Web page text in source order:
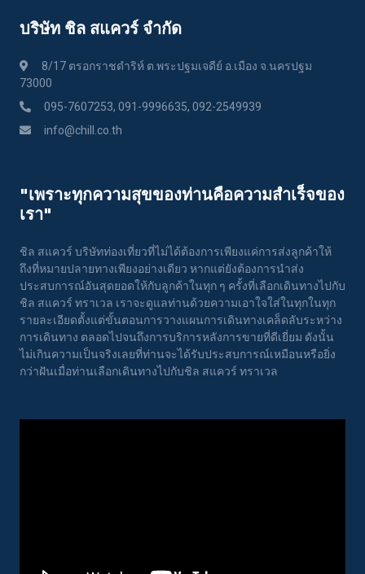
บริษัท ชิล สแควร์ จำกัด
8/17 ตรอกราชดำริห์ ต.พระปฐมเจดีย์ อ.เมือง จ.นครปฐม
73000
095-7607253, 091-9996635, 092-2549939
info@chill.co.th
"เพราะทุกความสุขของท่านคือความสําเร็จของ
เรา"
ชิล สแควร์ บริษัทท่องเที่ยวที่ไม่ได้ต้องการเพียงแค่การส่งลูกค้าให้
ถึงที่หมายปลายทางเพียงอย่างเดียว หากแต่ยังต้องการนำส่ง
ประสบการณ์อันสุดยอดให้กับลูกค้าในทุก ๆ ครั้งที่เลือกเดินทางไปกับ
ชิล สแควร์ ทราเวล เราจะดูแลท่านด้วยความเอาใจใส่ในทุกในทุก
รายละเอียดตั้งแต่ขั้นตอนการวางแผนการเดินทางเคล็ดลับระหว่าง
การเดินทาง ตลอดไปจนถึงการบริการหลังการขายที่ดีเยี่ยม ดังนั้น
ไม่เกินความเป็นจริงเลยที่ท่านจะได้รับประสบการณ์เหมือนหรือยิ่ง
กว่าฝันเมื่อท่านเลือกเดินทางไปกับชิล สแควร์ ทราเวล